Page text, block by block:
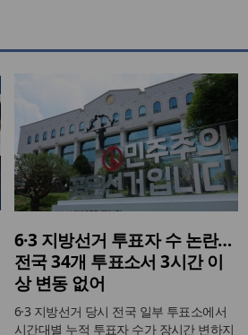
6·3 지방선거 투표자 수 논란…
전국 34개 투표소서 3시간 이
상 변동 없어
6·3 지방선거 당시 전국 일부 투표소에서
시간대별 누적 투표자 수가 장시간 변하지